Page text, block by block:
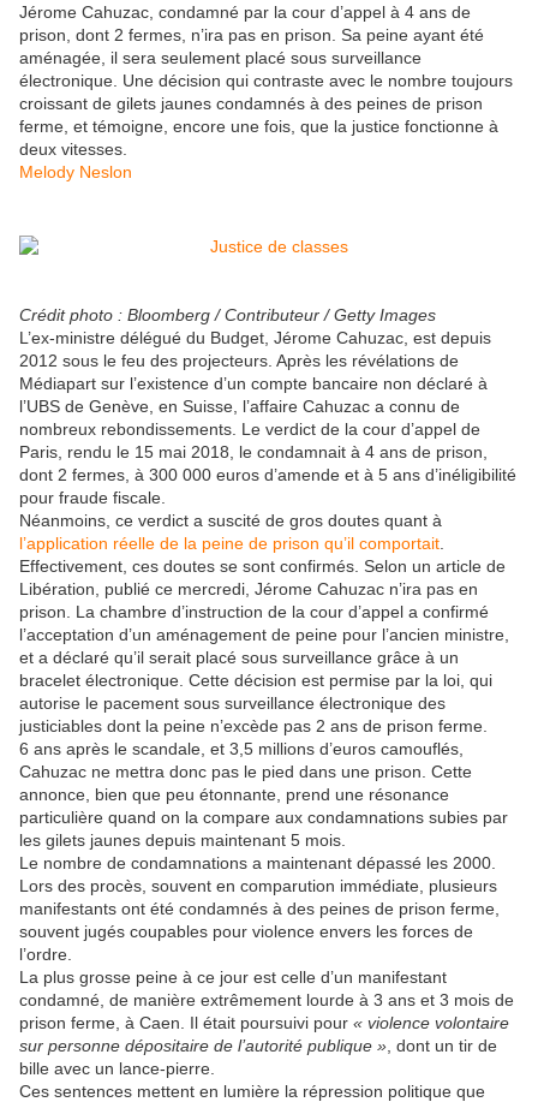
Jérome Cahuzac, condamné par la cour d’appel à 4 ans de
prison, dont 2 fermes, n’ira pas en prison. Sa peine ayant été
aménagée, il sera seulement placé sous surveillance
électronique. Une décision qui contraste avec le nombre toujours
croissant de gilets jaunes condamnés à des peines de prison
ferme, et témoigne, encore une fois, que la justice fonctionne à
deux vitesses.
Melody Neslon
Crédit photo : Bloomberg / Contributeur / Getty Images
L’ex-ministre délégué du Budget, Jérome Cahuzac, est depuis
2012 sous le feu des projecteurs. Après les révélations de
Médiapart sur l’existence d’un compte bancaire non déclaré à
l’UBS de Genève, en Suisse, l’affaire Cahuzac a connu de
nombreux rebondissements. Le verdict de la cour d’appel de
Paris, rendu le 15 mai 2018, le condamnait à 4 ans de prison,
dont 2 fermes, à 300 000 euros d’amende et à 5 ans d’inéligibilité
pour fraude fiscale.
Néanmoins, ce verdict a suscité de gros doutes quant à
l’application réelle de la peine de prison qu’il comportait
Effectivement, ces doutes se sont confirmés. Selon un article de
Libération, publié ce mercredi, Jérome Cahuzac n’ira pas en
prison. La chambre d’instruction de la cour d’appel a confirmé
l’acceptation d’un aménagement de peine pour l’ancien ministre,
et a déclaré qu’il serait placé sous surveillance grâce à un
bracelet électronique. Cette décision est permise par la loi, qui
autorise le pacement sous surveillance électronique des
justiciables dont la peine n’excède pas 2 ans de prison ferme.
6 ans après le scandale, et 3,5 millions d’euros camouflés,
Cahuzac ne mettra donc pas le pied dans une prison. Cette
annonce, bien que peu étonnante, prend une résonance
particulière quand on la compare aux condamnations subies par
les gilets jaunes depuis maintenant 5 mois.
Le nombre de condamnations a maintenant dépassé les 2000.
Lors des procès, souvent en comparution immédiate, plusieurs
manifestants ont été condamnés à des peines de prison ferme,
souvent jugés coupables pour violence envers les forces de
l’ordre.
La plus grosse peine à ce jour est celle d’un manifestant
condamné, de manière extrêmement lourde à 3 ans et 3 mois de
prison ferme, à Caen. Il était poursuivi pour « violence volontaire
sur personne dépositaire de l’autorité publique » , dont un tir de
bille avec un lance-pierre.
Ces sentences mettent en lumière la répression politique que